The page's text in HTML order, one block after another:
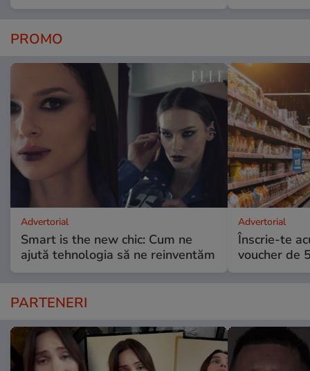
PROMO
Advertorial
Smart is the new chic: Cum ne
ajută tehnologia să ne reinventăm
Advertorial
Înscrie-te
voucher de
PARTENERI